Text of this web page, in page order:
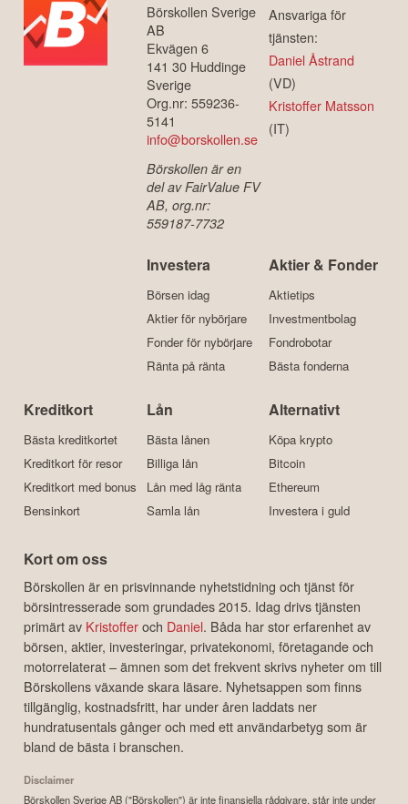
Börskollen Sverige
AB
Ekvägen 6
141 30 Huddinge
Sverige
Org.nr: 559236-
5141
info@borskollen.se
Börskollen är en
del av FairValue FV
AB, org.nr:
559187-7732
Ansvariga för
tjänsten:
Daniel Åstrand
(VD)
Kristoffer Matsson
(IT)
Investera
Börsen idag
Aktier för nybörjare
Fonder för nybörjare
Ränta på ränta
Aktier & Fonder
Aktietips
Investmentbolag
Fondrobotar
Bästa fonderna
Kreditkort
Bästa kreditkortet
Kreditkort för resor
Kreditkort med bonus
Bensinkort
Lån
Bästa lånen
Billiga lån
Lån med låg ränta
Samla lån
Alternativt
Köpa krypto
Bitcoin
Ethereum
Investera i guld
Kort om oss
Börskollen är en prisvinnande nyhetstidning och tjänst för
börsintresserade som grundades 2015. Idag drivs tjänsten
primärt av Kristofferoch Daniel. Båda har stor erfarenhet av
börsen, aktier, investeringar, privatekonomi, företagande och
motorrelaterat – ämnen som det frekvent skrivs nyheter om till
Börskollens växande skara läsare. Nyhetsappen som finns
tillgänglig, kostnadsfritt, har under åren laddats ner
hundratusentals gånger och med ett användarbetyg som är
bland de bästa i branschen.
Disclaimer
Börskollen Sverige AB ("Börskollen") är inte finansiella rådgivare, står inte under